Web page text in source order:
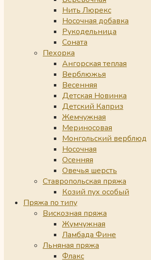
Нить Люрекс
Носочная добавка
Рукодельница
Соната
Пехорка
Ангорская теплая
Верблюжья
Весенняя
Детская Новинка
Детский Каприз
Жемчужная
Мериносовая
Монгольский верблюд
Носочная
Осенняя
Овечья шерсть
Ставропольская пряжа
Козий пух особый
Пряжа по типу
Вискозная пряжа
Жумчужная
Ламбада Фине
Льняная пряжа
Флакс